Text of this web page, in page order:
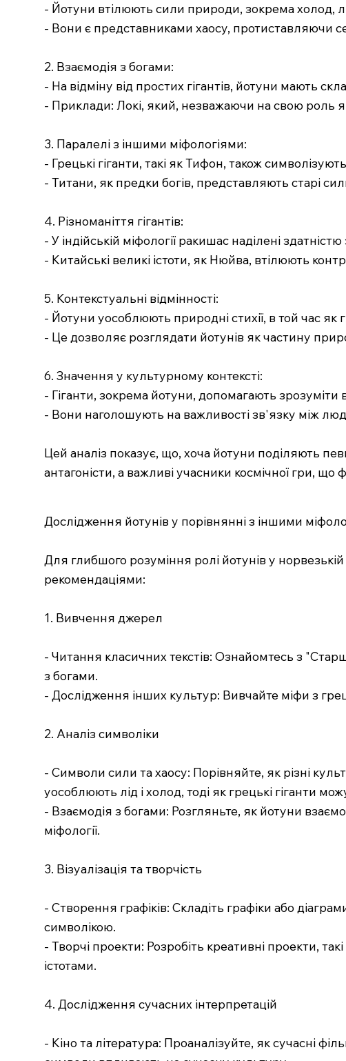
- Йотуни втілюють сили природи, зокрема холод,
- Вони є представниками хаосу, протиставляючи
2. Взаємодія з богами:
- На відміну від простих гігантів, йотуни мають
- Приклади: Локі, який, незважаючи на свою роль
3. Паралелі з іншими міфологіями:
- Грецькі гіганти, такі як Тифон, також
- Титани, як предки богів, представляють старі
4. Різноманіття гігантів:
- У індійській міфології ракишас наділені
- Китайські великі істоти, як Нюйва, втілюють
5. Контекстуальні відмінності:
- Йотуни уособлюють природні стихії, в той час як
- Це дозволяє розглядати йотунів як частину
6. Значення у культурному контексті:
- Гіганти, зокрема йотуни, допомагають
- Вони наголошують на важливості зв'язку між
Цей аналіз показує, що, хоча йотуни поділяють
антагоністи, а важливі учасники космічної гри, що
Дослідження йотунів у порівнянні з іншими
Для глибшого розуміння ролі йотунів у
рекомендаціями:
1. Вивчення джерел
- Читання класичних текстів: Ознайомтесь з
з богами.
- Дослідження інших культур: Вивчайте міфи з
2. Аналіз символіки
- Символи сили та хаосу: Порівняйте, як різні
уособлюють лід і холод, тоді як грецькі гіганти
- Взаємодія з богами: Розгляньте, як йотуни
міфології.
3. Візуалізація та творчість
- Створення графіків: Складіть графіки або
символікою.
- Творчі проекти: Розробіть креативні проекти,
істотами.
4. Дослідження сучасних інтерпретацій
- Кіно та література: Проаналізуйте, як сучасні